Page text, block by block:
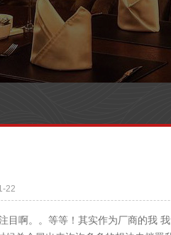
22
啊。。等等！其实作为厂商的我